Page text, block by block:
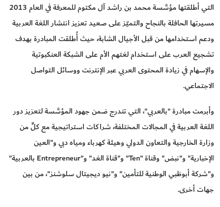
التي أطلقتها مؤسَّسة محمد بن راشد آل مكتوم للمعرفة في العام 2013
مسيرتها الحافلة بالنجاح والتميّز على صعيد تعزيز انتشار اللغة العربية
ودعم استخدامها من قبل الأجيال الشابة، حيث أُطلقت المبادرة بهدف
تشجيع العرب على استخدام لغتهم الأم على الشبكة العنكبوتية
والإسهام في زيادة المحتوى العربي عبر الإنترنت ووسائل التواصل
الاجتماعي.
وأبرمت مبادرة "بالعربي"، التي تندرج ضمن جهود المؤسَّسة لتعزيز دور
اللغة العربية في المجالات المختلفة، شراكات استراتيجية مع كلٍّ من
وزارة الخارجية والتعاون الدولي وهيئة كهرباء ومياه دبي و"العين
الإخبارية" و"نبض" وقناة "Ten" و"قناة الغد" و"Entrepreneur بالعربية"
و"شركة أبوظبي الوطنية للتأمين" و"نيو ديجيتال سلوشنز"، من بين
جهات أخرى.